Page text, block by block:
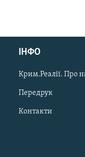
ІНФО
Крим.Реалії. Про
Передрук
Контакти